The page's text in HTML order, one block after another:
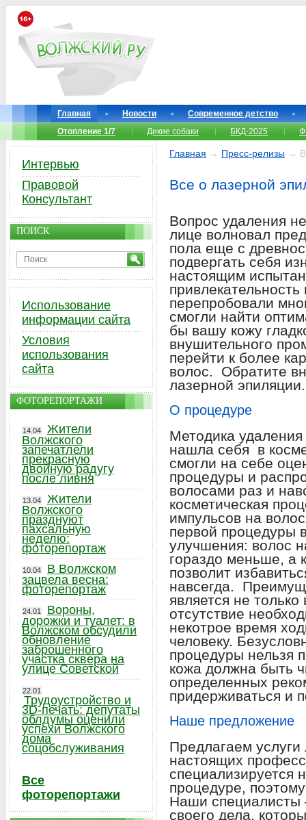
Главная Новости
Современное детство
Отопление 1/7
Дикие собаки БКД-2025
Главная → Пресс-релизы →
Все о лазерной
Вопрос удаления
лице волновал
пола еще с
подвергать себя
настоящим
перепробовали
смогли найти
бы вашу кожу
внушительного
перейти к более
волос. Обратите
лазерной эпиляции.
О процедуре
Методика
нашла себя в
смогли на себе
процедуры и
волосами раз и
косметическая
импульсов на
первой процедуры
улучшения: волос
гораздо меньше, а
позволит
навсегда.
является не
отсутствие
некотрое время
человеку.
процедуры нельзя
кожа должна быть
определенных
придерживаться и
Наше предложение
Предлагаем услуги
настоящих
специализируется
процедуре,
Наши специалисты
своего дела,
Интервью
Правовой
Консультант
ПОИСК
Использование
информации сайта
Условия
использования
сайта
ФОТОРЕПОРТАЖИ
14.04
Жители
Волжского
запечатлели
прекрасную
двойную радугу
после ливня
13.04
Жители
Волжского
празднуют
пахсальную
неделю:
фоторепортаж
10.04
В Волжском
зацвела весна:
фоторепортаж
24.01
Вороны,
дорожки и туалет: в
Волжском обсудили
обновление
заброшенного
участка сквера на
улице Советской
22.01
Трудоустройство и
3D-печать: депутаты
облдумы оценили
успехи Волжского
дома
соцобслуживания
Все
фоторепортажи